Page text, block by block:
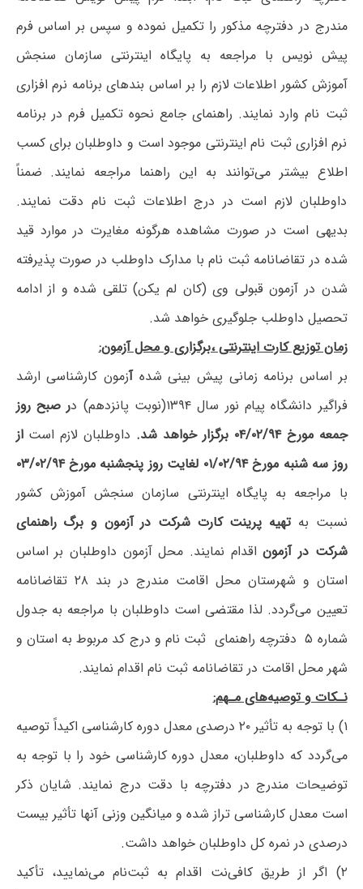
مندرج در دفترچه مذکور را تکمیل نموده و سپس بر اساس فرم
پیش نویس با مراجعه به پایگاه اینترنتی سازمان سنجش
آموزش کشور اطلاعات لازم را بر اساس بندهای برنامه نرم افزاری
ثبت نام وارد نمایند. راهنمای جامع نحوه تکمیل فرم در برنامه
نرم افزاری ثبت نام اینترنتی موجود است و داوطلبان برای کسب
اطلاع بیشتر می‌توانند به این راهنما مراجعه نمایند. ضمناً
داوطلبان لازم است در درج اطلاعات ثبت نام دقت نمایند.
بدیهی است در صورت مشاهده هرگونه مغایرت در موارد قید
شده در تقاضانامه ثبت نام با مدارک داوطلب در صورت پذیرفته
شدن در آزمون قبولی وی (کان لم یکن) تلقی شده و از ادامه
تحصیل داوطلب جلوگیری خواهد شد.
زمان توزیع کارت اینترنتی ،برگزاری و محل آزمون:
بر اساس برنامه زمانی پیش بینی شدهآزمون کارشناسی ارشد
فراگیر دانشگاه پیام نور سال ۱۳۹۴(نوبت پانزدهم) د
ر صبح روز
جمعه مورخ ۰۴/۰۲/۹۴ برگزار خواهد شد.
داوطلبان لازم استاز
روز سه شنبه مورخ ۰۱/۰۲/۹۴ لغایت روز پنجشنبه مورخ ۰۳/۰۲/۹۴
با مراجعه به پایگاه اینترنتی سازمان سنجش آموزش کشور
نسبت به تهیه پرینت کارت شرکت در آزمون و برگ راهنمای
شرکت در آزمون اقدام نمایند. محل آزمون داوطلبان بر اساس
استان و شهرستان محل اقامت مندرج در بند ۲۸ تقاضانامه
تعیین می‌گردد. لذا مقتضی است داوطلبان با مراجعه به جدول
شماره ۵ دفترچه راهنمای ثبت نام و درج کد مربوط به استان و
شهر محل اقامت در تقاضانامه ثبت نام اقدام نمایند.
نـکات و توصیه‌های‌ مـهم‌:
۱) با توجه به تأثیر ۲۰ درصدی معدل دوره‌ کارشناسی اکیداً توصیه
می‌گردد که داوطلبان، معدل دوره کارشناسی خود را با توجه به
توضیحات مندرج در دفترچه با دقت درج نمایند. شایان ذکر
است معدل کارشناسی تراز شده و میانگین وزنی آنها تأثیر بیست
درصدی در نمره کل داوطلبان خواهد داشت.
۲) اگر از طریق کافی‌نت اقدام به ثبت‌نام می‌نمایید، تأکید